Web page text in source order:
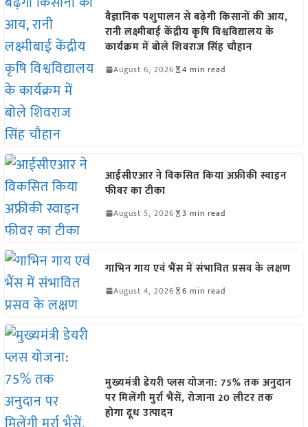
वैज्ञानिक पशुपालन से बढ़ेगी किसानों की आय,
रानी लक्ष्मीबाई केंद्रीय कृषि विश्वविद्यालय के
कार्यक्रम में बोले शिवराज सिंह चौहान
August 6, 2026 4 min read
आईसीएआर ने विकसित किया अफ्रीकी स्वाइन
फीवर का टीका
August 5, 2026 3 min read
गाभिन गाय एवं भैंस में संभावित प्रसव के लक्षण
August 4, 2026 6 min read
मुख्यमंत्री डेयरी प्लस योजना: 75% तक अनुदान
पर मिलेंगी मुर्रा भैंसें, रोजाना 20 लीटर तक
होगा दूध उत्पादन